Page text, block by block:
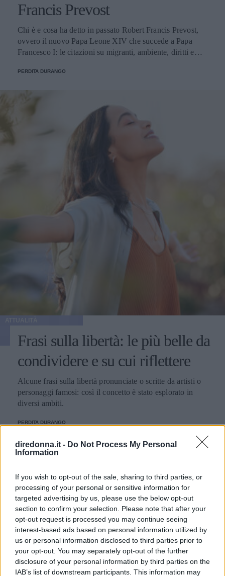
diredonna.it - Do Not Process My Personal
Information
If you wish to opt-out of the sale, sharing to third parties, or
processing of your personal or sensitive information for
targeted advertising by us, please use the below opt-out
section to confirm your selection. Please note that after your
opt-out request is processed you may continue seeing
interest-based ads based on personal information utilized by
us or personal information disclosed to third parties prior to
your opt-out. You may separately opt-out of the further
disclosure of your personal information by third parties on the
IAB’s list of downstream participants. This information may
Francis Prevost
Chi è e cosa ha detto in passato Robert Francis Prevost,
ovvero il nuovo Papa Leone XIV che succede a Papa
Francesco I: le citazioni su migranti, ambiente, diritti e
PERDITA DURANGO
Frasi sulla libertà: le più belle da
condividere e su cui riflettere
Alcune frasi sulla libertà pronunciate o scritte da artisti o
personaggi famosi: così il concetto è stato esplorato in
diversi ambiti.
PERDITA DURANGO